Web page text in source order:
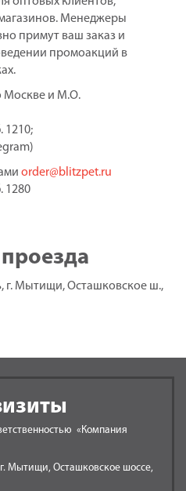
Менеджеры
примут ваш заказ и
промоакций в
Москве и М.О.
1210;
order@blitzpet.ru
1280
проезда
г. Мытищи, Осташковское ш.,
«Компания
Мытищи, Осташковское шоссе,